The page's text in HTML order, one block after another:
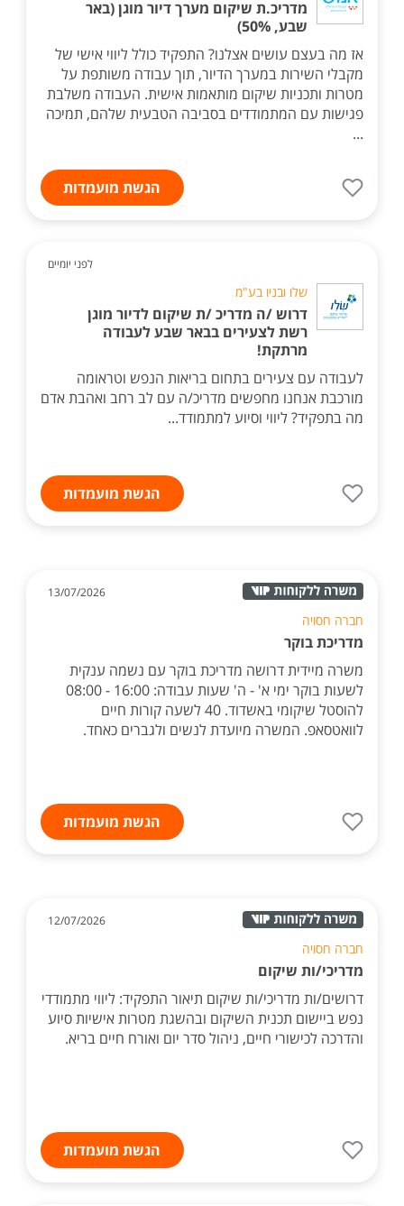
מדריכ.ת שיקום מערך דיור מוגן (באר
שבע, 50%)
אז מה בעצם עושים אצלנו? התפקיד כולל ליווי אישי של
מקבלי השירות במערך הדיור, תוך עבודה משותפת על
מטרות ותכניות שיקום מותאמות אישית. העבודה משלבת
פגישות עם המתמודדים בסביבה הטבעית שלהם, תמיכה
...
הגשת מועמדות
לפני יומיים
שלו ובניו בע"מ
דרוש /ה מדריכ /ת שיקום לדיור מוגן
רשת לצעירים בבאר שבע לעבודה
מרתקת!
לעבודה עם צעירים בתחום בריאות הנפש וטראומה
מורכבת אנחנו מחפשים מדריכ/ה עם לב רחב ואהבת אדם
מה בתפקיד? ליווי וסיוע למתמודד...
הגשת מועמדות
13/07/2026
חברה חסויה
מדריכת בוקר
משרה מיידית דרושה מדריכת בוקר עם נשמה ענקית
לשעות בוקר ימי א' - ה' שעות עבודה: 16:00 - 08:00
להוסטל שיקומי באשדוד. 40 לשעה קורות חיים
לוואטסאפ. המשרה מיועדת לנשים ולגברים כאחד.
הגשת מועמדות
12/07/2026
חברה חסויה
מדריכי/ות שיקום
דרושים/ות מדריכי/ות שיקום תיאור התפקיד: ליווי מתמודדי
נפש ביישום תכנית השיקום ובהשגת מטרות אישיות סיוע
והדרכה לכישורי חיים, ניהול סדר יום ואורח חיים בריא.
הגשת מועמדות